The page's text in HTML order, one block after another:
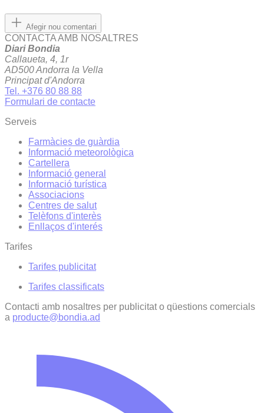
Afegir nou comentari
CONTACTA AMB NOSALTRES
Diari Bondia
Callaueta, 4, 1r
AD500 Andorra la Vella
Principat d'Andorra
Tel. +376 80 88 88
Formulari de contacte
Serveis
Farmàcies de guàrdia
Informació meteorològica
Cartellera
Informació general
Informació turística
Associacions
Centres de salut
Telèfons d'interès
Enllaços d'interés
Tarifes
Tarifes publicitat
Tarifes classificats
Contacti amb nosaltres per publicitat o qüestions comercials
a producte@bondia.ad